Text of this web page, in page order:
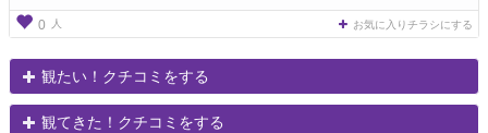
0 人 お気に入りチラシにする
観たい！クチコミをする
観てきた！クチコミをする